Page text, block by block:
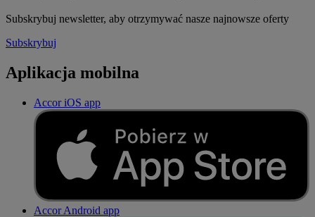
Subskrybuj newsletter, aby otrzymywać nasze najnowsze oferty
Subskrybuj
Aplikacja mobilna
Accor iOS app
Accor Android app